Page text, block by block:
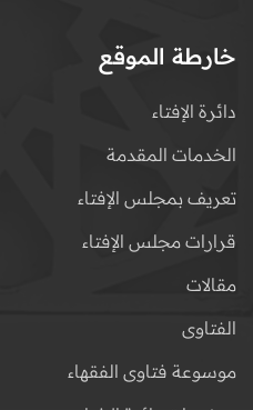
خارطة الموقع
دائرة الإفتاء
الخدمات المقدمة
تعريف بمجلس الإفتاء
قرارات مجلس الإفتاء
مقالات
الفتاوى
موسوعة فتاوى الفقهاء